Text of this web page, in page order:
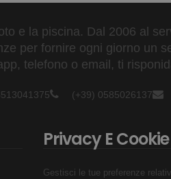
e la piscina. Dal 2006 al
per fornire ogni giorno un
telefono o email, ti
(+39) 0585026137
Privacy E Cookie
Gestisci le tue preferenze